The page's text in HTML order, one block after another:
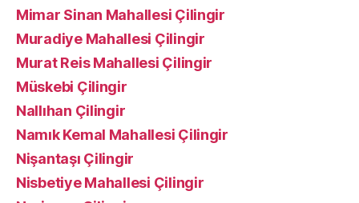
Mimar Sinan Mahallesi Çilingir
Muradiye Mahallesi Çilingir
Murat Reis Mahallesi Çilingir
Müskebi Çilingir
Nallıhan Çilingir
Namık Kemal Mahallesi Çilingir
Nişantaşı Çilingir
Nisbetiye Mahallesi Çilingir